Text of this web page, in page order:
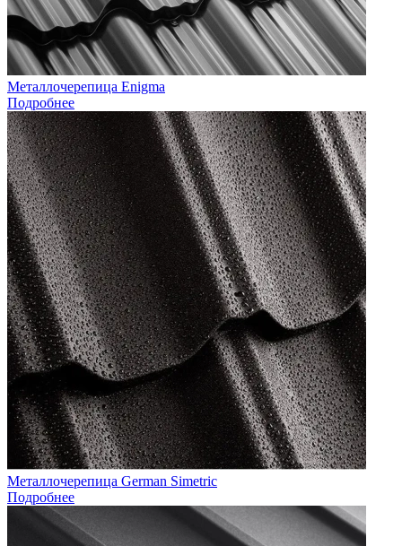
Металлочерепица Enigma
Подробнее
Металлочерепица German Simetric
Подробнее